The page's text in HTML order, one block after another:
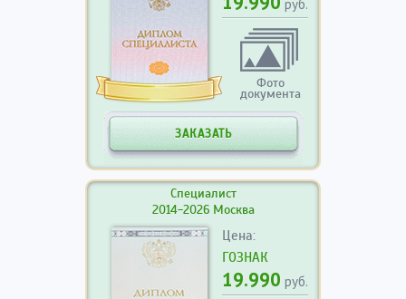
руб.
Фото
документа
ЗАКАЗАТЬ
Специалист
2014-2026 Москва
Цена:
ГОЗНАК
19.990 руб.